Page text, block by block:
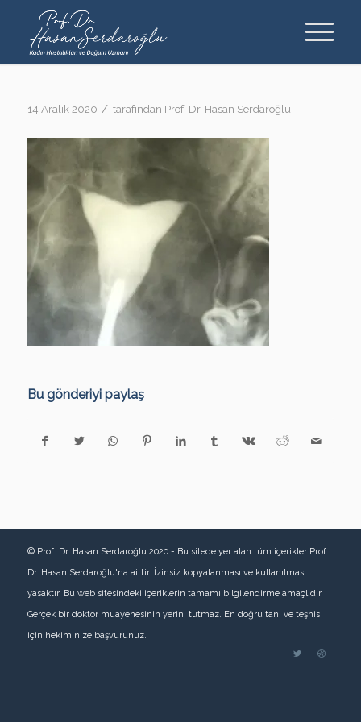
14 Aralık 2020 / tarafından Prof. Dr. Hasan Serdaroğlu
Bu gönderiyi paylaş
© Prof. Dr. Hasan Serdaroğlu 2020 - Bu sitede yer alan tüm içerikler Prof.
Dr. Hasan Serdaroğlu'na aittir. İzinsiz kopyalanması ve kullanılması
yasaktır. Bu web sitesindeki içeriklerin tamamı bilgilendirme amaçlıdır.
Gerçek bir doktor muayenesinin yerini tutmaz. En doğru tanı ve teşhis
için hekiminize başvurunuz.